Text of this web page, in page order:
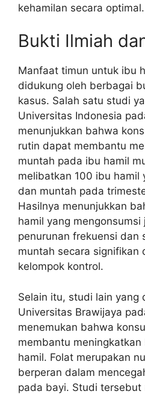
kehamilan secara optimal.
Bukti Ilmiah
Manfaat timun untuk ibu
didukung oleh berbagai
kasus. Salah satu studi
Universitas Indonesia
menunjukkan bahwa
rutin dapat membantu
muntah pada ibu hamil
melibatkan 100 ibu hamil
dan muntah pada
Hasilnya menunjukkan
hamil yang
penurunan frekuensi dan
muntah secara signifikan
kelompok kontrol.
Selain itu, studi lain yang
Universitas Brawijaya
menemukan bahwa
membantu
hamil. Folat merupakan
berperan dalam
pada bayi. Studi